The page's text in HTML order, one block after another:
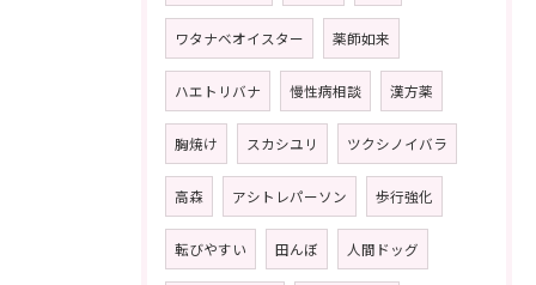
ワタナベオイスター 薬師如来
ハエトリバナ 慢性病相談 漢方薬
胸焼け スカシユリ ツクシノイバラ
高森 アシトレパーソン 歩行強化
転びやすい 田んぼ 人間ドッグ